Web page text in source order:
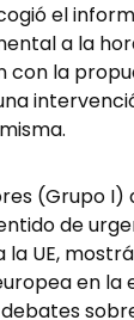
el
a la
con la
(Grupo
de
UE,
en la